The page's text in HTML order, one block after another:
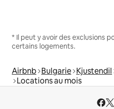
* Il peut y avoir des exclusions
certains logements.
Airbnb Bulgarie Kjustendil
Locations au mois